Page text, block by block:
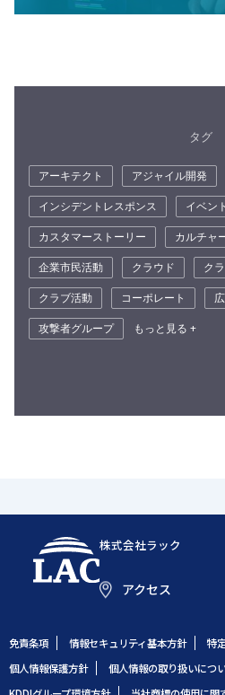
タグ
アーキテクト アジャイル開発
インシデントレスポンス
イベン
カスタマーストーリー
カルチャ
企業市民活動
クラウド
ク
クラブ活動
コーポレート
攻撃者グループ
もっと見る +
株式会社ラック
アクセス
免責条項 情報セキュリティ基本方針
特
個人情報保護方針
個人情報の取り扱いにつ